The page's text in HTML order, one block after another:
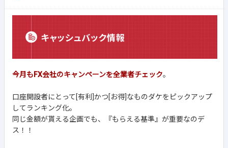
今月もFX会社のキャンペーンを全業者チェック。
口座開設者にとって[有利]かつ[お得]なものダケをピックアップ
してランキング化。
同じ金額が貰える企画でも、『もらえる基準』が重要なのデ
ス！！